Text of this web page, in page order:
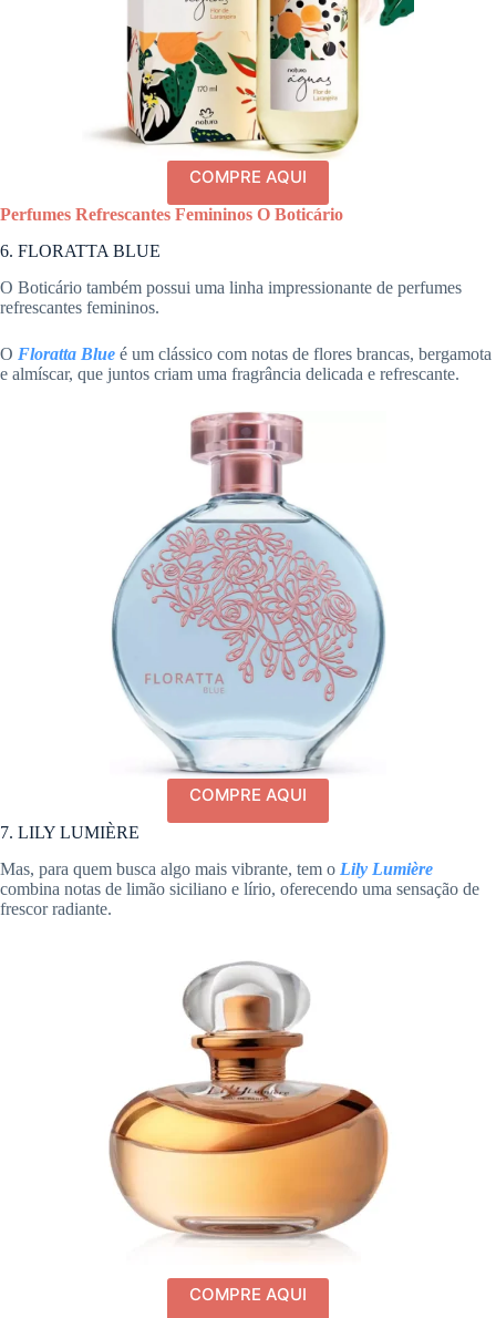
COMPRE AQUI
Perfumes Refrescantes Femininos O Boticário
6. FLORATTA BLUE
O Boticário também possui uma linha impressionante de perfumes
refrescantes femininos.
O Floratta Blue é um clássico com notas de flores brancas, bergamota
e almíscar, que juntos criam uma fragrância delicada e refrescante.
COMPRE AQUI
7. LILY LUMIÈRE
Mas, para quem busca algo mais vibrante, tem o Lily Lumière
combina notas de limão siciliano e lírio, oferecendo uma sensação de
frescor radiante.
COMPRE AQUI